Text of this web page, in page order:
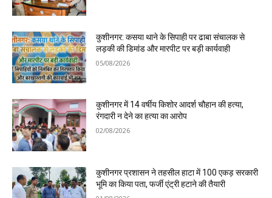
कुशीनगर: कसया थाने के सिपाही पर ढाबा संचालक से
लड़की की डिमांड और मारपीट पर बड़ी कार्यवाही
05/08/2026
कुशीनगर में 14 वर्षीय किशोर आदर्श चौहान की हत्या,
रंगदारी न देने का हत्या का आरोप
02/08/2026
कुशीनगर प्रशासन ने तहसील हाटा में 100 एकड़ सरकारी
भूमि का किया पता, फर्जी एंट्री हटाने की तैयारी